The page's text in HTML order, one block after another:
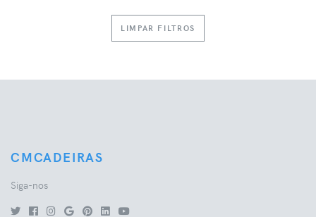
LIMPAR FILTROS
CMCADEIRAS
Siga-nos